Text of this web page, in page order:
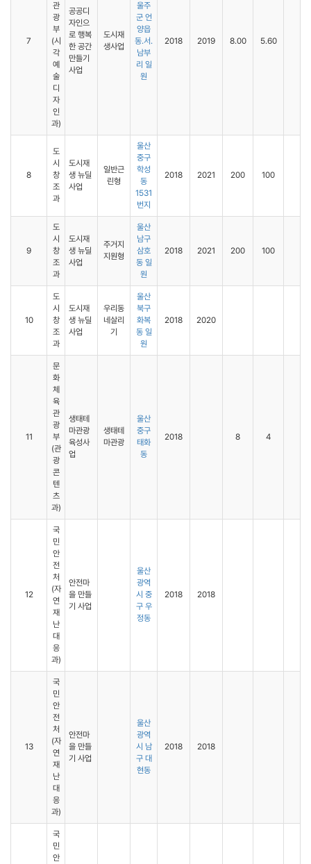
7
관
광
부
(시
각
예
술
디
자
인
과)
공공디
자인으
로 행복
한 공간
만들기
사업
도시재
생사업
울주
군 언
양읍
동.서.
남부
리 일
원
2018 2019 8.00 5.60
8
도
시
창
조
과
도시재
생 뉴딜
사업
일반근
린형
울산
중구
학성
동
1531
번지
2018 2021 200 100
9
도
시
창
조
과
도시재
생 뉴딜
사업
주거지
지원형
울산
남구
삼호
동 일
원
2018 2021 200 100
10
도
시
창
조
과
도시재
생 뉴딜
사업
우리동
네살리
기
울산
북구
화복
동 일
원
2018 2020
11
문
화
체
육
관
광
부
(관
광
콘
텐
츠
과)
생태테
마관광
육성사
업
생태테
마관광
울산
중구
태화
동
2018 8 4
12
국
민
안
전
처
(자
연
재
난
대
응
과)
안전마
을 만들
기 사업
울산
광역
시 중
구 우
정동
2018 2018
13
국
민
안
전
처
(자
연
재
난
대
응
과)
안전마
을 만들
기 사업
울산
광역
시 남
구 대
현동
2018 2018
국
민
안